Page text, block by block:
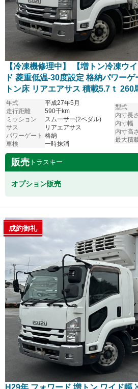
【冷凍機修理中】 【増トン冷凍ウ
ド 菱重低温-30度設定 格納パワー
トン床 リアエアサス 積載5.7ｔ
ーリビルト交換済
年式
平成27年5月
走行距離
590千km
ミッション
スムーサー(2ペダル)
サス
リアエアサス
パワーゲート 格納
車検
一時抹消
型式
内寸長さ
内寸幅
内寸高さ
最大積
販売 トラスキー
オプション販売
成約御礼
H29年 フォワード 増トン ワイド幅